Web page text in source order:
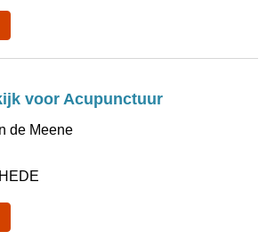
voor Acupunctuur
de Meene